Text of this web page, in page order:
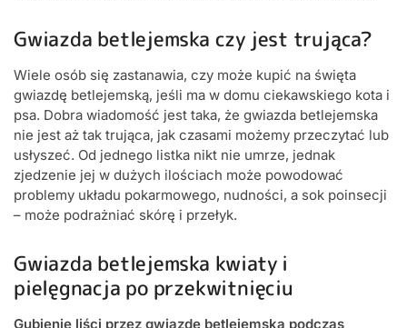
Gwiazda betlejemska czy jest trująca?
Wiele osób się zastanawia, czy może kupić na święta
gwiazdę betlejemską, jeśli ma w domu ciekawskiego kota i
psa. Dobra wiadomość jest taka, że gwiazda betlejemska
nie jest aż tak trująca, jak czasami możemy przeczytać lub
usłyszeć. Od jednego listka nikt nie umrze, jednak
zjedzenie jej w dużych ilościach może powodować
problemy układu pokarmowego, nudności, a sok poinsecji
– może podrażniać skórę i przełyk.
Gwiazda betlejemska kwiaty i
pielęgnacja po przekwitnięciu
Gubienie liści przez gwiazdę betlejemską podczas